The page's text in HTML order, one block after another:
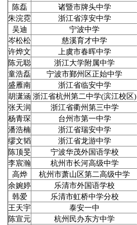
陈磊
诸暨市牌头中学
朱浣霓
浙江省淳安中学
吴迪
宁波中学
岑松松
慈溪育才中学
许烨文
上虞市春晖中学
陈元聪
浙江大学附属中学
童浩磊
宁波市鄞州区正始中学
盛雁南
浙江省临安中学
胡潇涵 浙江省杭州第二中学(滨江校区)
张天润
浙江省衢州第三中学
杨青琛
台州市第一中学
潘浩楠
浙江省瑞安中学
缪文韬
浙江省龙游中学
陈顶旻
宁波华茂外国语学校
李宸瀚
杭州市长河高级中学
高烨
杭州市萧山区第二高级中学
余婉婷
乐清市外国语学校
韩爱
乐清市虹桥中学分校
王天宇
泰安一中
陈宣元
杭州民办东方中学